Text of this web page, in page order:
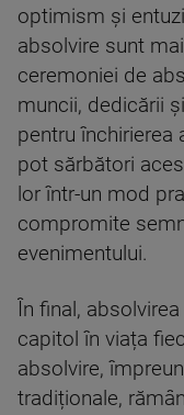
optimism și
absolvire sunt
ceremoniei de
muncii, dedicării
pentru închirierea
pot sărbători
lor într-un mod
compromite
evenimentului.
În final,
capitol în viața
absolvire,
tradiționale,